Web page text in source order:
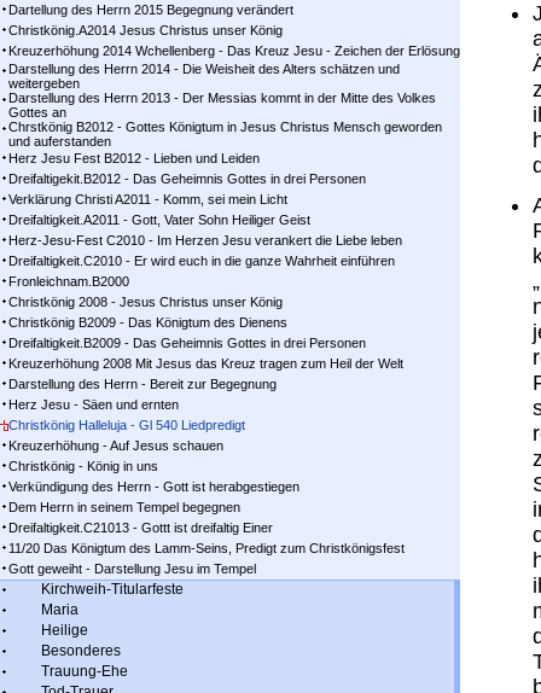
Dartellung des Herrn 2015 Begegnung verändert
Christkönig.A2014 Jesus Christus unser König
Kreuzerhöhung 2014 Wchellenberg - Das Kreuz Jesu - Zeichen der Erlösung
Darstellung des Herrn 2014 - Die Weisheit des Alters schätzen und
weitergeben
Darstellung des Herrn 2013 - Der Messias kommt in der Mitte des Volkes
Gottes an
Chrstkönig B2012 - Gottes Königtum in Jesus Christus Mensch geworden
und auferstanden
Herz Jesu Fest B2012 - Lieben und Leiden
Dreifaltigekit.B2012 - Das Geheimnis Gottes in drei Personen
Verklärung Christi A2011 - Komm, sei mein Licht
Dreifaltigkeit.A2011 - Gott, Vater Sohn Heiliger Geist
Herz-Jesu-Fest C2010 - Im Herzen Jesu verankert die Liebe leben
Dreifaltigkeit.C2010 - Er wird euch in die ganze Wahrheit einführen
Fronleichnam.B2000
Christkönig 2008 - Jesus Christus unser König
Christkönig B2009 - Das Königtum des Dienens
Dreifaltigkeit.B2009 - Das Geheimnis Gottes in drei Personen
Kreuzerhöhung 2008 Mit Jesus das Kreuz tragen zum Heil der Welt
Darstellung des Herrn - Bereit zur Begegnung
Herz Jesu - Säen und ernten
Christkönig Halleluja - Gl 540 Liedpredigt
Kreuzerhöhung - Auf Jesus schauen
Christkönig - König in uns
Verkündigung des Herrn - Gott ist herabgestiegen
Dem Herrn in seinem Tempel begegnen
Dreifaltigkeit.C21013 - Gottt ist dreifaltig Einer
11/20 Das Königtum des Lamm-Seins, Predigt zum Christkönigsfest
Gott geweiht - Darstellung Jesu im Tempel
Kirchweih-Titularfeste
Maria
Heilige
Besonderes
Trauung-Ehe